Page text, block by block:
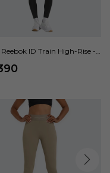
ID Train High-Rise -